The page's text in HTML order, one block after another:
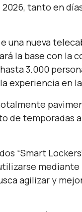
tanto en
una nueva
la base con la
3.000
experiencia en
de temporadas
“Smart
agilizar y